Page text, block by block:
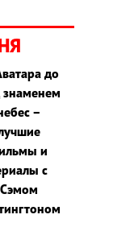
до
–
и
с
Сэмом